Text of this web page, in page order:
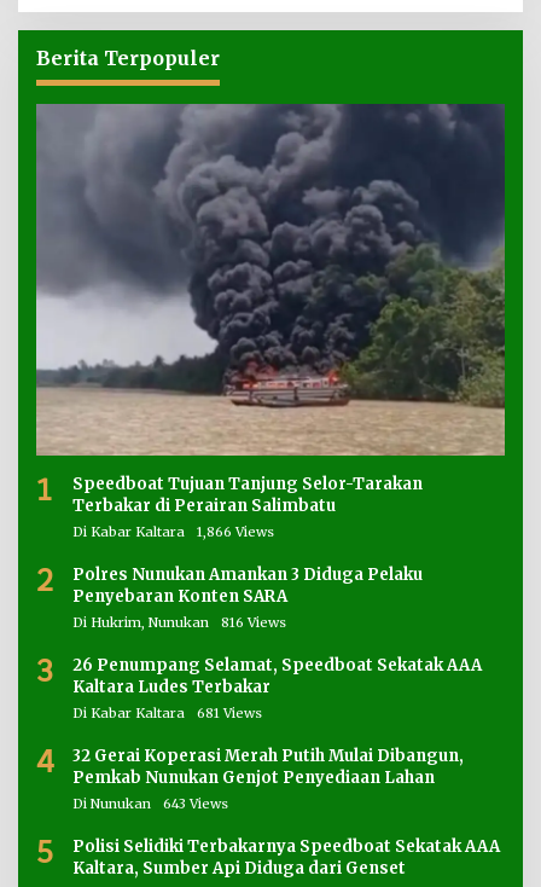
Berita Terpopuler
1
Speedboat Tujuan Tanjung Selor-Tarakan
Terbakar di Perairan Salimbatu
Di Kabar Kaltara 1,866 Views
2
Polres Nunukan Amankan 3 Diduga Pelaku
Penyebaran Konten SARA
Di Hukrim, Nunukan 816 Views
3
26 Penumpang Selamat, Speedboat Sekatak AAA
Kaltara Ludes Terbakar
Di Kabar Kaltara 681 Views
4
32 Gerai Koperasi Merah Putih Mulai Dibangun,
Pemkab Nunukan Genjot Penyediaan Lahan
Di Nunukan 643 Views
5
Polisi Selidiki Terbakarnya Speedboat Sekatak AAA
Kaltara, Sumber Api Diduga dari Genset